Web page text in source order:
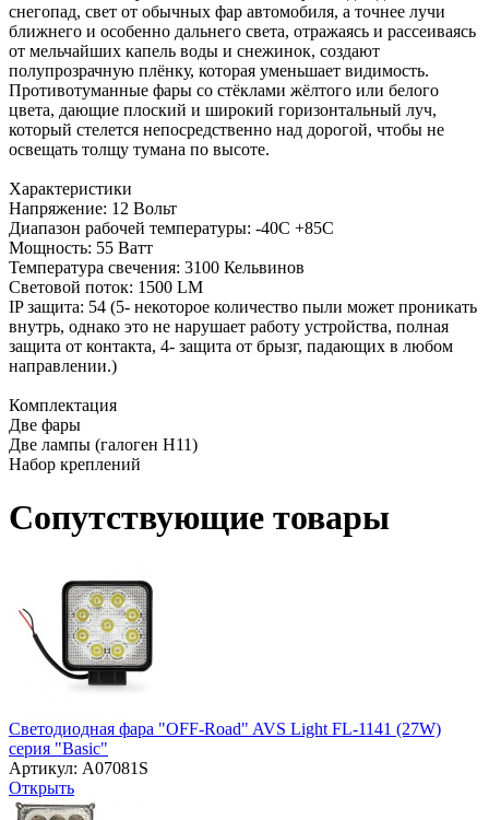
снегопад, свет от обычных фар автомобиля, а точнее лучи
ближнего и особенно дальнего света, отражаясь и рассеиваясь
от мельчайших капель воды и снежинок, создают
полупрозрачную плёнку, которая уменьшает видимость.
Противотуманные фары со стёклами жёлтого или белого
цвета, дающие плоский и широкий горизонтальный луч,
который стелется непосредственно над дорогой, чтобы не
освещать толщу тумана по высоте.
Характеристики
Напряжение: 12 Вольт
Диапазон рабочей температуры: -40С +85С
Мощность: 55 Ватт
Температура свечения: 3100 Кельвинов
Световой поток: 1500 LM
IP защита: 54 (5- некоторое количество пыли может проникать
внутрь, однако это не нарушает работу устройства, полная
защита от контакта, 4- защита от брызг, падающих в любом
направлении.)
Комплектация
Две фары
Две лампы (галоген H11)
Набор креплений
Сопутствующие товары
Светодиодная фара "OFF-Road" AVS Light FL-1141 (27W)
серия "Basic"
Артикул: A07081S
Открыть